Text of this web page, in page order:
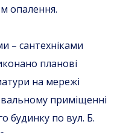
опалення.
– сантехніками
планові
на мережі
приміщенні
будинку по вул. Б.